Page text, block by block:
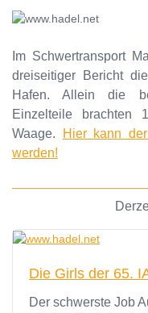
Im Schwertransport
dreiseitiger Bericht
Hafen. Allein die
Einzelteile brachten
Waage.
Hier kann
werden!
Die Girls der 65.
Der schwerste Job